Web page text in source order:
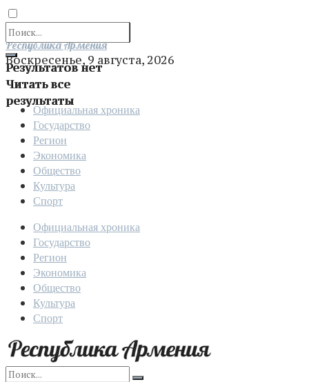
Результатов нет
Читать все
результаты
Отправить
Республика Армения
Воскресенье, 9 августа, 2026
Официальная хроника
Государство
Регион
Экономика
Общество
Культура
Спорт
Официальная хроника
Государство
Регион
Экономика
Общество
Культура
Спорт